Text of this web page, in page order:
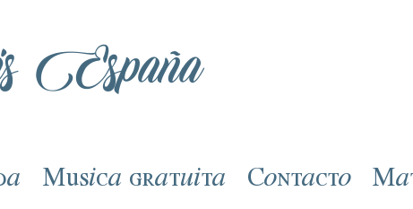
España
Música gratuita Contacto